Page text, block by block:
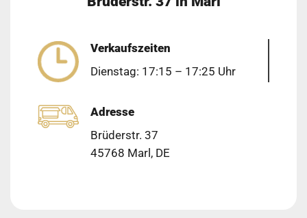
Verkaufszeiten
Dienstag: 17:15 – 17:25 Uhr
Adresse
Brüderstr. 37
45768 Marl, DE